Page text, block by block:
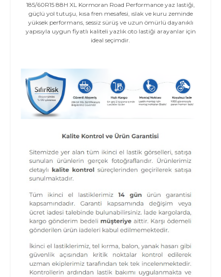
185/60R15 88H XL Kormoran Road Performance yaz lastiği,
güçlü yol tutuşu, kısa fren mesafesi, ıslak ve kuru zeminde
yüksek performans, sessiz sürüş ve uzun ömürlü dayanıklı
yapısıyla uygun fiyatlı kaliteli yazlık oto lastiği arayanlar için
ideal seçimdir.